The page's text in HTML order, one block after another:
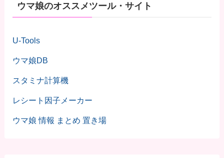
ウマ娘のオススメツール・サイト
U-Tools
ウマ娘DB
スタミナ計算機
レシート因子メーカー
ウマ娘 情報 まとめ 置き場